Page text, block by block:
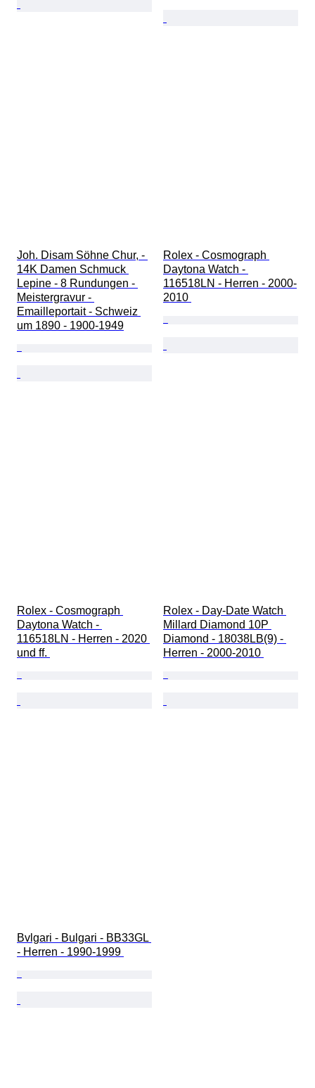
Joh. Disam Söhne Chur, -
14K Damen Schmuck
Lepine - 8 Rundungen -
Meistergravur -
Emailleportait - Schweiz
um 1890 - 1900-1949
Rolex - Cosmograph
Daytona Watch -
116518LN - Herren - 2000-
2010
Rolex - Cosmograph
Daytona Watch -
116518LN - Herren - 2020
und ff.
Rolex - Day-Date Watch
Millard Diamond 10P
Diamond - 18038LB(9) -
Herren - 2000-2010
Bvlgari - Bulgari - BB33GL
- Herren - 1990-1999